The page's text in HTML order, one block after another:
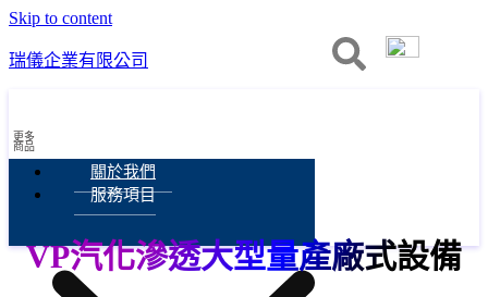
Skip to content
瑞儀企業有限公司
關於我們
服務項目
更多
商品
VP汽化滲透大型量產廠式設備